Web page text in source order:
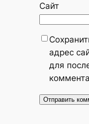
Сайт
адрес
для